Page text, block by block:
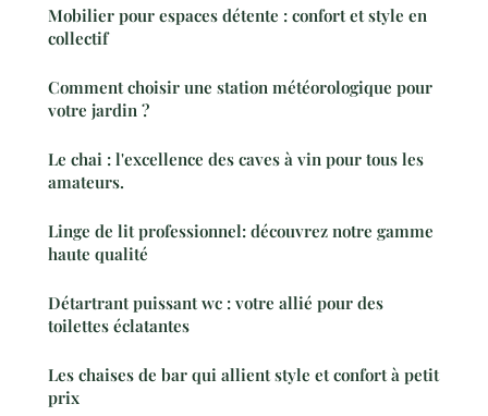
Mobilier pour espaces détente : confort et style en
collectif
Comment choisir une station météorologique pour
votre jardin ?
Le chai : l'excellence des caves à vin pour tous les
amateurs.
Linge de lit professionnel: découvrez notre gamme
haute qualité
Détartrant puissant wc : votre allié pour des
toilettes éclatantes
Les chaises de bar qui allient style et confort à petit
prix